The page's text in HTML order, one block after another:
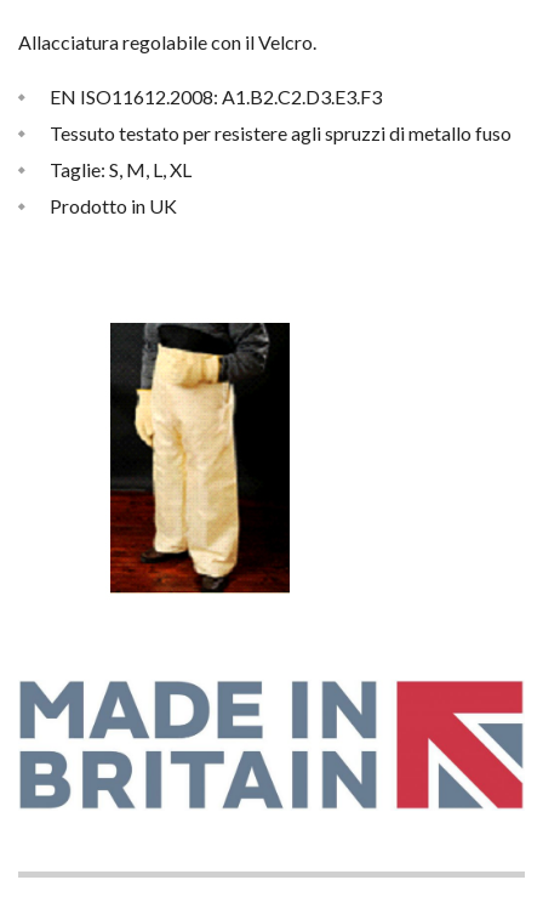
Allacciatura regolabile con il Velcro.
EN ISO11612.2008: A1.B2.C2.D3.E3.F3
Tessuto testato per resistere agli spruzzi di metallo fuso
Taglie: S, M, L, XL
Prodotto in UK